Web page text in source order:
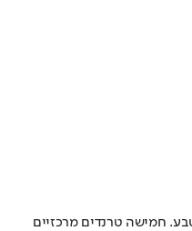
חמישה טרנדים מרכזיים